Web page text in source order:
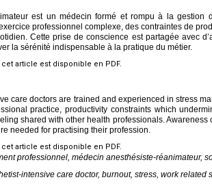
est un médecin formé et rompu à la
professionnel complexe, des contraintes de
Cette prise de conscience est partagée avec
la sérénité indispensable à la pratique du métier.
article est disponible en PDF.
care doctors are trained and experienced in stress
practice, productivity constraints which
shared with other health professionals. Awareness
needed for practising their profession.
article est disponible en PDF.
professionnel, médecin anesthésiste-réanimateur,
intensive care doctor, burnout, stress, work related